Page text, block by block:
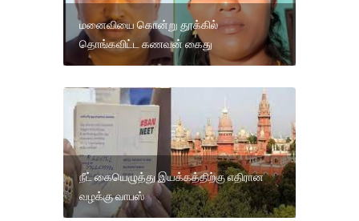
மனைவியை கொன்று தூக்கில்
தொங்கவிட்ட கணவன் கைது
நீட் கையெழுத்து இயக்கத்திற்கு எதிரான
வழக்கு வாபஸ்